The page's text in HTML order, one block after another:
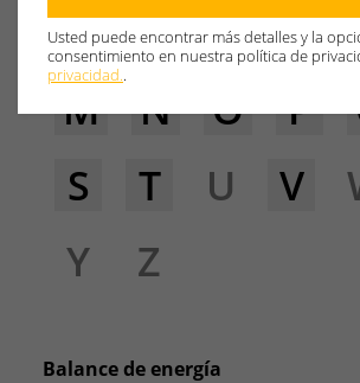
G
H I J
M
N O P
S
T U V
Y
Z
Balance de energía
Usted puede encontrar más detalles y la
consentimiento en nuestra política de
privacidad..